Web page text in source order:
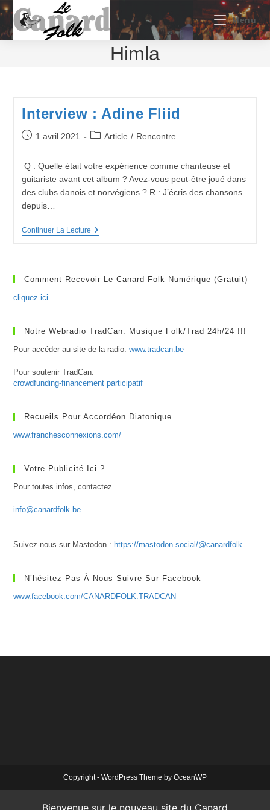
Skip
to
content
Menu
Himla
Interview : Adine Fliid
Publication
1 avril 2021
PostArticle / Rencontre
Q : Quelle était votre expérience comme chanteuse et
guitariste avant cet album ? Avez-vous peut-être joué dans
des clubs danois et norvégiens ? R : J’écris des chansons
depuis…
Continuer La LectureInterview
Comment Recevoir Le Canard Folk Numérique (gratuit)
cliquez ici
Notre Webradio TradCan: Musique Folk/Trad 24h/24 !!!
Pour accéder au site de la radio:www.tradcan.be
Pour soutenir TradCan:
crowdfunding-financement participatif
Recueils Pour Accordéon Diatonique
www.franchesconnexions.com/
Votre Publicité Ici ?
Pour toutes infos, contactez
info@canardfolk.be
Suivez-nous sur Mastodon : https://mastodon.social/@canardfolk
N’hésitez-Pas À Nous Suivre Sur Facebook
www.facebook.com/CANARDFOLK.TRADCAN
Copyright - WordPress Theme by OceanWP
Bienvenue sur le nouveau site du Canard